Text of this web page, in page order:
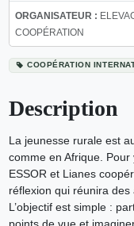
ORGANISATEUR :
COOPÉRATION
COOPÉRATION
Description
La jeunesse rurale est
comme en Afrique.
ESSOR et Lianes
réflexion qui réunira
L’objectif est simple :